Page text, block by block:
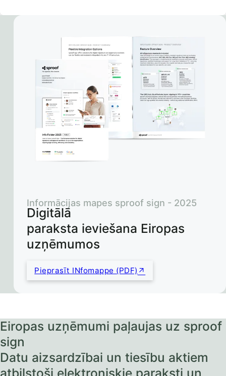
Digitālā
paraksta ieviešana Eiropas
uzņēmumos
Informācijas mapes sproof sign - 2025
Pieprasīt INfomappe (PDF)
Eiropas uzņēmumi paļaujas uz sproof
sign
Datu aizsardzībai un tiesību aktiem